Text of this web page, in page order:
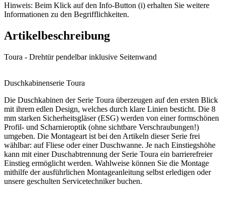
Hinweis: Beim Klick auf den Info-Button (i) erhalten Sie weitere
Informationen zu den Begrifflichkeiten.
Artikelbeschreibung
Toura - Drehtür pendelbar inklusive Seitenwand
Duschkabinenserie Toura
Die Duschkabinen der Serie Toura überzeugen auf den ersten Blick
mit ihrem edlen Design, welches durch klare Linien besticht. Die 8
mm starken Sicherheitsgläser (ESG) werden von einer formschönen
Profil- und Scharnieroptik (ohne sichtbare Verschraubungen!)
umgeben. Die Montageart ist bei den Artikeln dieser Serie frei
wählbar: auf Fliese oder einer Duschwanne. Je nach Einstiegshöhe
kann mit einer Duschabtrennung der Serie Toura ein barrierefreier
Einstieg ermöglicht werden. Wahlweise können Sie die Montage
mithilfe der ausführlichen Montageanleitung selbst erledigen oder
unsere geschulten Servicetechniker buchen.